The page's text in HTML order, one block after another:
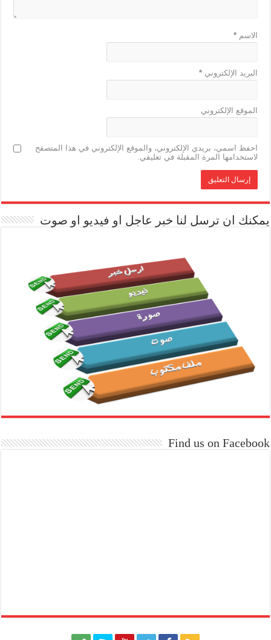
الاسم*
البريد الإلكتروني*
الموقع الإلكتروني
احفظ اسمي، بريدي الإلكتروني، والموقع الإلكتروني في هذا المتصفح
لاستخدامها المرة المقبلة في تعليقي.
يمكنك ان ترسل لنا خبر عاجل او فيديو او صوت
Find us on Facebook